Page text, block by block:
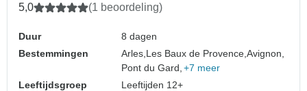
5,0 (1 beoordeling)
Duur
8 dagen
Bestemmingen
Arles, Les Baux de Provence,Avignon,
Pont du Gard, +7 meer
Leeftijdsgroep
Leeftijden 12+